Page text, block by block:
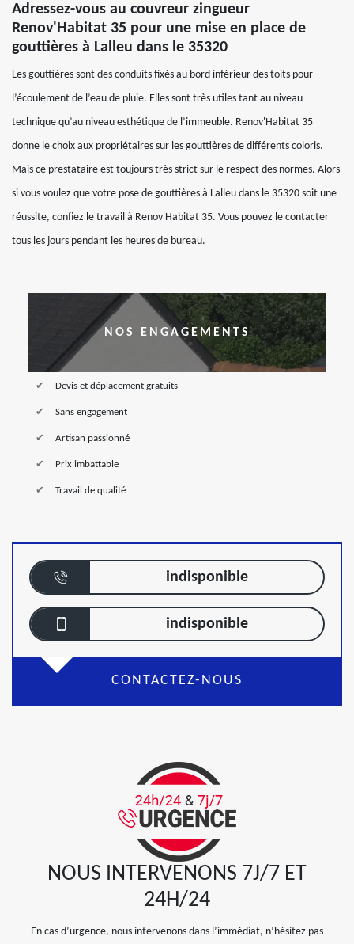
Adressez-vous au couvreur zingueur
Renov'Habitat 35 pour une mise en place de
gouttières à Lalleu dans le 35320
Les gouttières sont des conduits fixés au bord inférieur des toits pour
l’écoulement de l’eau de pluie. Elles sont très utiles tant au niveau
technique qu’au niveau esthétique de l’immeuble. Renov'Habitat 35
donne le choix aux propriétaires sur les gouttières de différents coloris.
Mais ce prestataire est toujours très strict sur le respect des normes. Alors
si vous voulez que votre pose de gouttières à Lalleu dans le 35320 soit une
réussite, confiez le travail à Renov'Habitat 35. Vous pouvez le contacter
tous les jours pendant les heures de bureau.
NOS ENGAGEMENTS
Devis et déplacement gratuits
Sans engagement
Artisan passionné
Prix imbattable
Travail de qualité
indisponible
indisponible
CONTACTEZ-NOUS
NOUS INTERVENONS 7J/7 ET
24H/24
En cas d’urgence, nous intervenons dans l’immédiat, n’hésitez pas